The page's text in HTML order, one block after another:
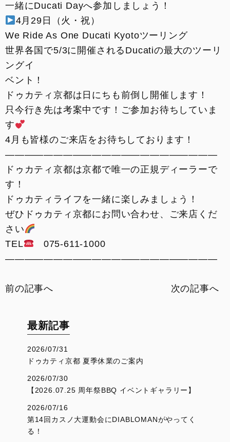
一緒にDucati Dayへ参加しましょう！
4月29日（火・祝）
We Ride As One Ducati Kyotoツーリング
世界各国で5/3に開催されるDucatiの最大のツーリ
ングイ
ベント！
ドゥカティ京都は日にちも前倒し開催します！
只今行き先は考案中です！ご参加お待ちしていま
す
4月も皆様のご来店をお待ちしております！
——————————————————————
ドゥカティ京都は京都で唯一の正規ディーラーで
す！
ドゥカティライフを一緒に楽しみましょう！
ぜひドゥカティ京都にお問い合わせ、ご来店くだ
さい
TEL
075-611-1000
——————————————————————
前の記事へ 次の記事へ
最新記事
2026/07/31
ドゥカティ京都 夏季休業のご案内
2026/07/30
【2026.07.25 周年祭BBQ イベントギャラリー】
2026/07/16
第14回カスノ大運動会にDIABLOMANがやってく
る！